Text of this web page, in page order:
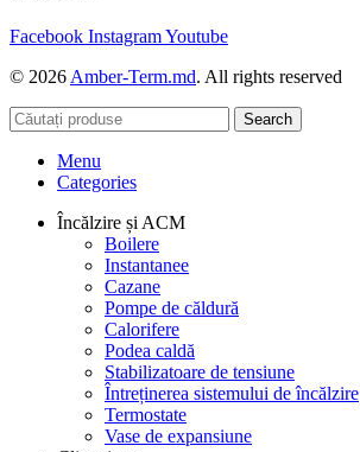
Facebook InstagramYoutube
© 2026 Amber-Term.md. All rights reserved
Search
Menu
Categories
Încălzire și ACM
Boilere
Instantanee
Cazane
Pompe de căldură
Calorifere
Podea caldă
Stabilizatoare de tensiune
Întreținerea sistemului de încălzire
Termostate
Vase de expansiune